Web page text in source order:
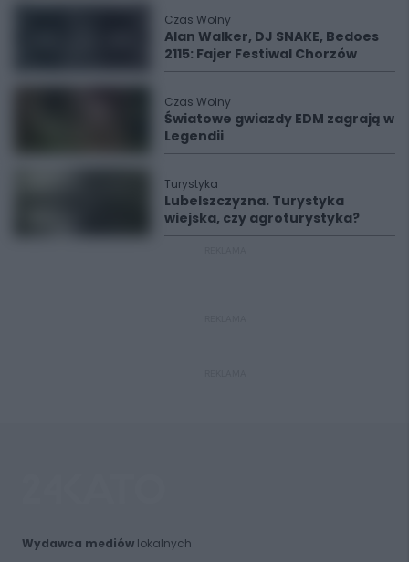
Czas Wolny
Alan Walker, DJ SNAKE, Bedoes
2115: Fajer Festiwal Chorzów
Czas Wolny
Światowe gwiazdy EDM zagrają w
Legendii
Turystyka
Lubelszczyzna. Turystyka
wiejska, czy agroturystyka?
Wydawca mediówlokalnych